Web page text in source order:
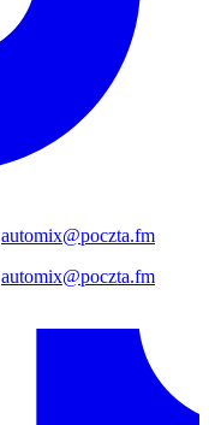
automix@poczta.fm
automix@poczta.fm